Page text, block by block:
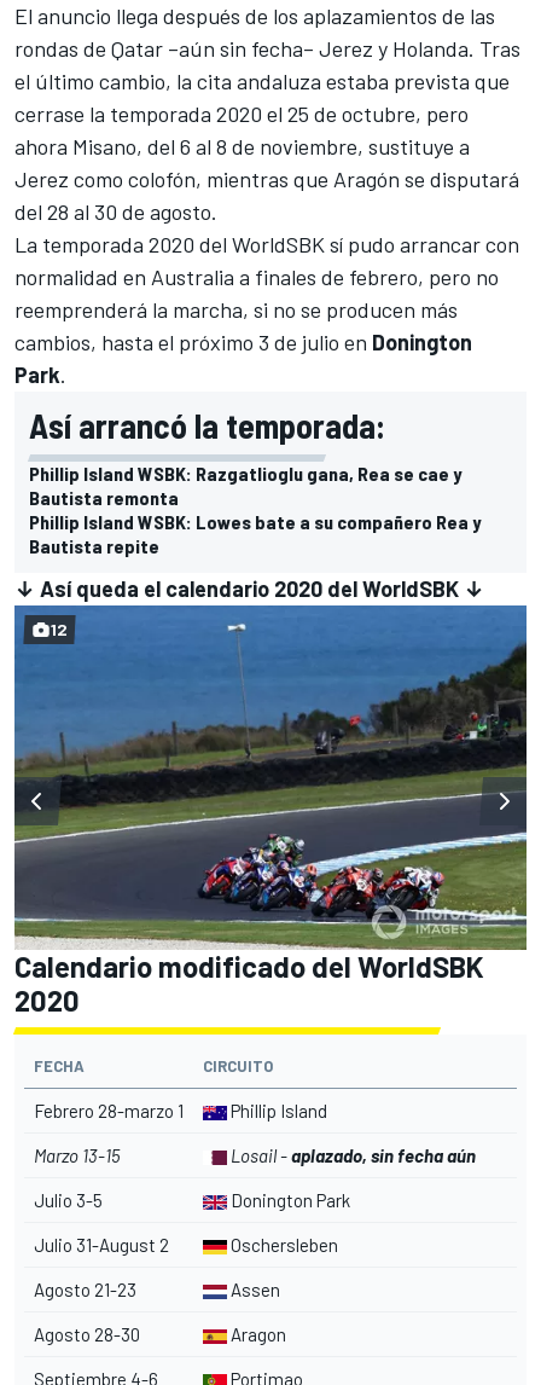
El anuncio llega después de los aplazamientos de las
rondas de Qatar –aún sin fecha– Jerez y Holanda. Tras
el último cambio, la cita andaluza estaba prevista que
cerrase la temporada 2020 el 25 de octubre, pero
ahora Misano, del 6 al 8 de noviembre, sustituye a
Jerez como colofón, mientras que Aragón se disputará
del 28 al 30 de agosto.
La temporada 2020 del WorldSBK sí pudo arrancar con
normalidad en Australia a finales de febrero, pero no
reemprenderá la marcha, si no se producen más
cambios, hasta el próximo 3 de julio en Donington
Park.
Así arrancó la temporada:
Phillip Island WSBK: Razgatlioglu gana, Rea se cae y
Bautista remonta
Phillip Island WSBK: Lowes bate a su compañero Rea y
Bautista repite
↓ Así queda el calendario 2020 del WorldSBK ↓
12
Calendario modificado del WorldSBK
2020
FECHA CIRCUITO
Febrero 28-marzo 1 Phillip Island
Marzo 13-15 Losail -aplazado, sin fecha aún
Julio 3-5 Donington Park
Julio 31-August 2 Oschersleben
Agosto 21-23 Assen
Agosto 28-30 Aragon
Septiembre 4-6 Portimao